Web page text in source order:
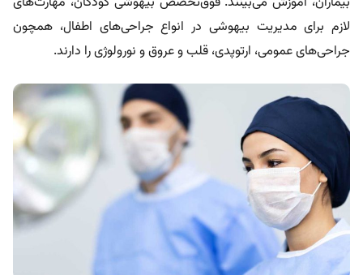
لازم برای مدیریت بیهوشی در انواع جراحی‌های اطفال، همچون
جراحی‌های عمومی، ارتوپدی، قلب و عروق و نورولوژی را دارند.